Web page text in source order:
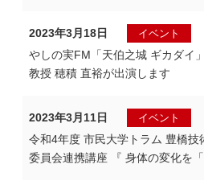
2023年3月18日 イベント
やしの実FM「天伯之城 ギカダイ
教授 穂積 直裕が出演します
2023年3月11日 イベント
令和4年度 市民大学トラム 豊橋技
委員会連携講座 『 身体の変化を